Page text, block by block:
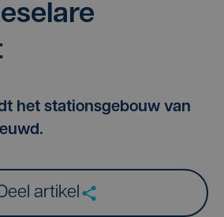
het stationsgebouw van
artikel